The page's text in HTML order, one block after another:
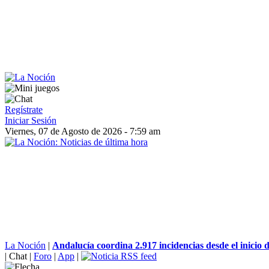
Regístrate
Iniciar Sesión
Viernes, 07 de Agosto de 2026 - 7:59 am
La Noción | Andalucía coordina 2.917 incidencias desde el inicio
| Chat | Foro | App |